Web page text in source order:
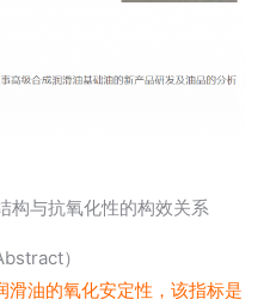
构与抗氧化性的构效关系
）
油的氧化安定性，该指标是